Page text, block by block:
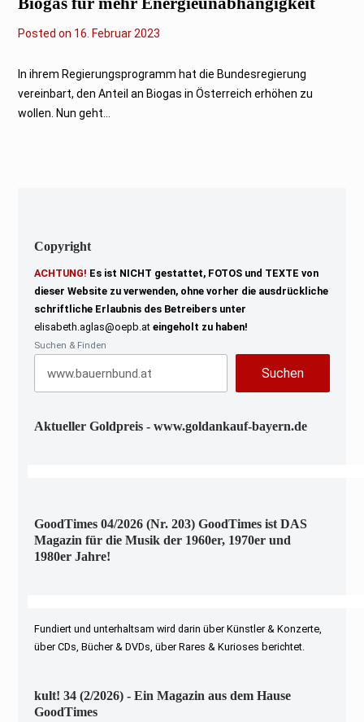
Posted on 1
F
e
b
r
u
16. Februar 2023
In ihrem Regierungsprogramm hat die Bundesregierung
vereinbart, den Anteil an Biogas in Österreich erhöhen zu
wollen. Nun geht...
Copyright
ACHTUNG! Es ist NICHT gestattet, FOTOS und TEXTE von
dieser Website zu verwenden, ohne vorher die ausdrückliche
schriftliche Erlaubnis des Betreibers unter
elisabeth.aglas@oepb.at eingeholt zu haben!
Suchen & Finden
Suchen
Aktueller Goldpreis - www.goldankauf-bayern.de
GoodTimes 04/2026 (Nr. 203) GoodTimes ist DAS
Magazin für die Musik der 1960er, 1970er und
1980er Jahre!
Fundiert und unterhaltsam wird darin über Künstler & Konzerte,
über CDs, Bücher & DVDs, über Rares & Kurioses berichtet.
kult! 34 (2/2026) - Ein Magazin aus dem Hause
GoodTimes